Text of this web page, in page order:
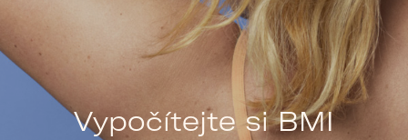
Vypočítejte si BMI